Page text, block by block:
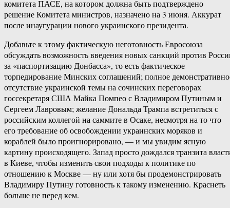
комитета ПАСЕ, на котором должна быть подтверждено
решение Комитета министров, назначено на 3 июня. Аккурат
после инаугурации нового украинского президента.
Добавьте к этому фактическую неготовность Евросоюза
обсуждать возможность введения новых санкций против
за «паспортизацию Донбасса», то есть фактическое
торпедирование Минских соглашений; полное
отсутствие украинской темы на сочинских переговорах
госсекретаря США Майка Помпео с Владимиром Путиным и
Сергеем Лавровым; желание Дональда Трампа встретиться с
российским коллегой на саммите в Осаке, несмотря на то что
его требование об освобождении украинских моряков и
кораблей было проигнорировано, — и мы увидим ясную
картину происходящего. Запад просто дождался транзита
в Киеве, чтобы изменить свои подходы к политике по
отношению к Москве — ну или хотя бы продемонстрировать
Владимиру Путину готовность к такому изменению. Краснеть
больше не перед кем.